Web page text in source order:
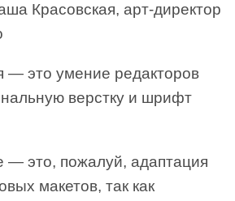
Красовская, арт-директор
— это умение редакторов
верстку и шрифт
это, пожалуй, адаптация
макетов, так как